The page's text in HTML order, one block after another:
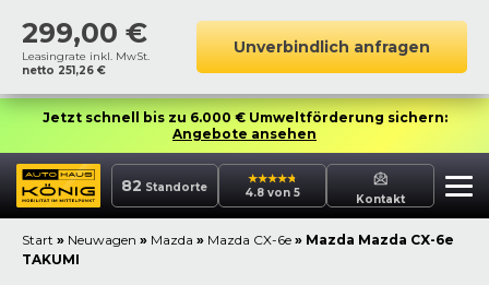
299,00 €
Leasingrate inkl. MwSt.
netto 251,26 €
Unverbindlich anfragen
Jetzt schnell bis zu 6.000 € Umweltförderung sichern:
Angebote ansehen
82 Standorte 4.8 von 5 Kontakt
Start » Neuwagen » Mazda » Mazda CX-6e » Mazda Mazda CX-6e
TAKUMI